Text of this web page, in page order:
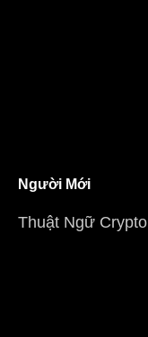
Người Mới
Thuật Ngữ Crypto